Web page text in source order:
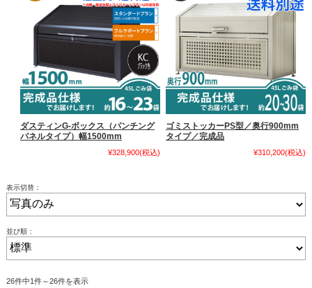
ダスティンG-ボックス（パンチング
パネルタイプ）幅1500mm
¥328,900(税込)
ゴミストッカーPS型／奥行900mm
タイプ／完成品
¥310,200(税込)
表示切替：
並び順：
26件中1件～26件を表示